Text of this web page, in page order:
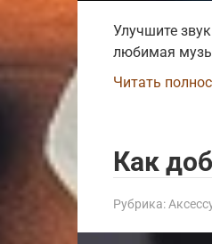
Улучшите
любимая
Читать
Как
Рубрика: